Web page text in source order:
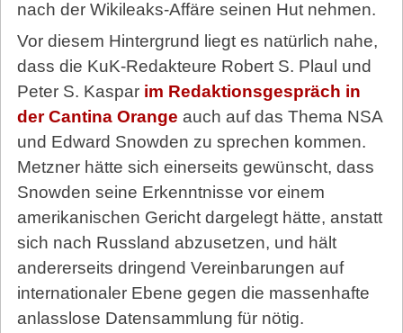
nach der Wikileaks-Affäre seinen Hut nehmen.
Vor diesem Hintergrund liegt es natürlich nahe,
dass die KuK-Redakteure Robert S. Plaul und
Peter S. Kaspar im Redaktionsgespräch in
der Cantina Orange auch auf das Thema NSA
und Edward Snowden zu sprechen kommen.
Metzner hätte sich einerseits gewünscht, dass
Snowden seine Erkenntnisse vor einem
amerikanischen Gericht dargelegt hätte, anstatt
sich nach Russland abzusetzen, und hält
andererseits dringend Vereinbarungen auf
internationaler Ebene gegen die massenhafte
anlasslose Datensammlung für nötig.